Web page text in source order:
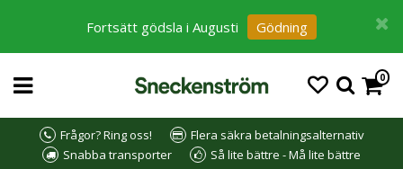
Fortsätt gödsla i Augusti Gödning
0
Frågor? Ring oss!
Flera säkra betalningsalternativ
Snabba transporter
Så lite bättre - Må lite bättre